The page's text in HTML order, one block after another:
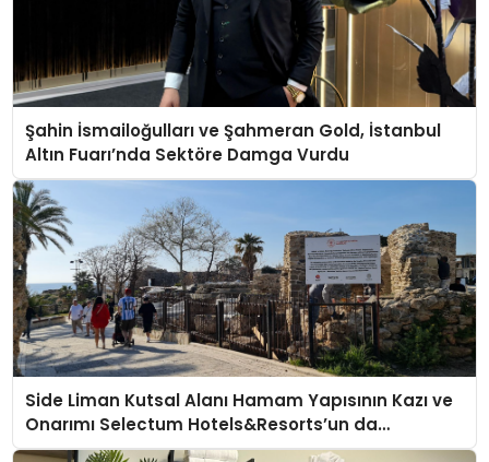
Şahin İsmailoğulları ve Şahmeran Gold, İstanbul
Altın Fuarı’nda Sektöre Damga Vurdu
Side Liman Kutsal Alanı Hamam Yapısının Kazı ve
Onarımı Selectum Hotels&Resorts’un da
Katkılarıyla Tamamlandı